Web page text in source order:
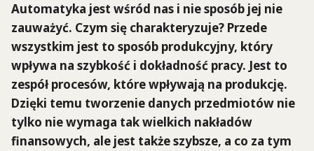
Automatyka jest wśród nas i nie sposób jej nie
zauważyć. Czym się charakteryzuje? Przede
wszystkim jest to sposób produkcyjny, który
wpływa na szybkość i dokładność pracy. Jest to
zespół procesów, które wpływają na produkcję.
Dzięki temu tworzenie danych przedmiotów nie
tylko nie wymaga tak wielkich nakładów
finansowych, ale jest także szybsze, a co za tym